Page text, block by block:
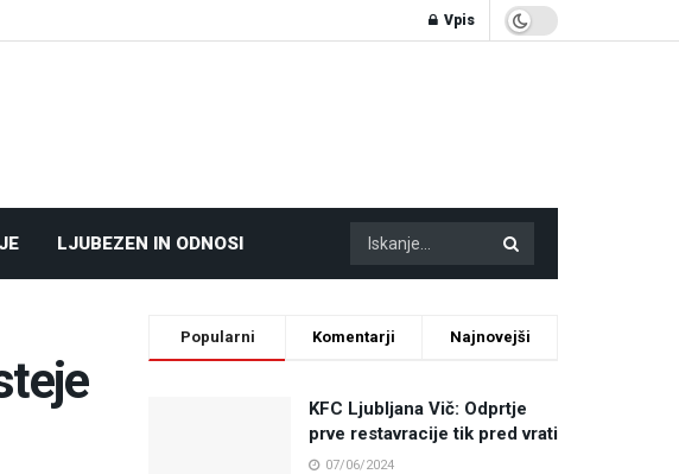
Vpis
LJUBEZEN IN ODNOSI
Popularni Komentarji Najnovejši
KFC Ljubljana Vič: Odprtje
prve restavracije tik pred vrati
07/06/2024